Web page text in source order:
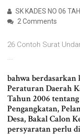
SK KADES NO 06
2 Comments
26 Contoh Surat
...
bahwa berdasarkan
Peraturan Daerah
Tahun 2006
Pengangkatan,
Desa, Bakal Calon
persyaratan perlu